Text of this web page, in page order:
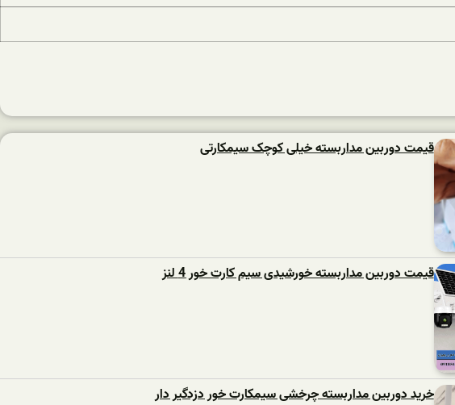
قیمت دوربین مداربسته خیلی کوچک سیمکارتی
قیمت دوربین مداربسته خورشیدی سیم کارت خور 4 لنز
خرید دوربین مداربسته چرخشی سیمکارت خور دزدگیر دار